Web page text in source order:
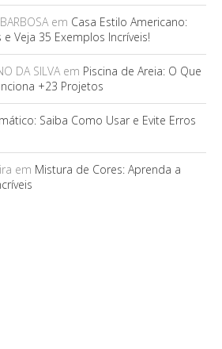
em Casa Estilo Americano:
Veja 35 Exemplos Incríveis!
DA SILVAem Piscina de Areia: O Que
+23 Projetos
Saiba Como Usar e Evite Erros
em Mistura de Cores: Aprenda a